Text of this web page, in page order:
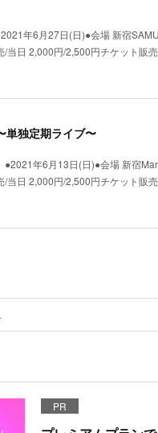
年6月27日(日)●会場 新宿
/当日 2,000円/2,500円チケット販
単独定期ライブ〜
●2021年6月13日(日)●会場 新宿
/当日 2,000円/2,500円チケット販
PR